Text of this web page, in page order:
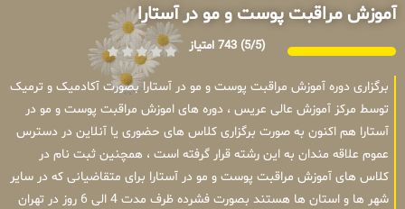
آموزش مراقبت پوست و مو در آستارا
(5/5) 743 امتیاز
برگزاری دوره آموزش مراقبت پوست و مو در آستارا بصورت آکادمیک و ترمیک
توسط مرکز آموزش عالی عریس ، دوره های اموزش مراقبت پوست و مو در
آستارا هم اکنون به صورت برگزاری کلاس های حضوری یا آنلاین در دسترس
عموم علاقه مندان به این رشته قرار گرفته است ، همچنین ثبت نام در
کلاس های آموزش مراقبت پوست و مو در آستارا برای متقاضیانی که در سایر
شهر ها و استان ها هستند بصورت فشرده ظرف مدت 4 الی 6 روز در تهران